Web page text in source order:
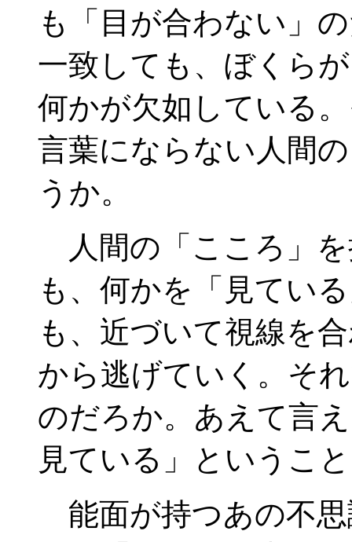
も「目が合わない」
一致しても、ぼくら
何かが欠如している
言葉にならない人間
うか。
人間の「こころ」
も、何かを「見てい
も、近づいて視線を
から逃げていく。そ
のだろか。あえて言
見ている」というこ
能面が持つあの不思